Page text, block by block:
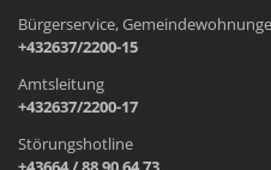
Bürgerservice,
+432637/2200-15
Amtsleitung
+432637/2200-17
Störungshotline